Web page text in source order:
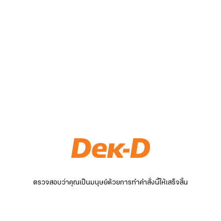
ตรวจสอบว่าคุณเป็นมนุษย์ด้วยการทำคำสั่งนี้ให้เสร็จสิ้น